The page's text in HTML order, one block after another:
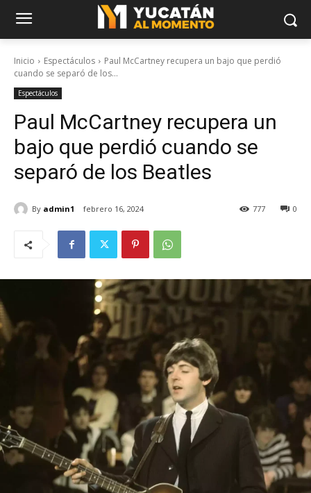
Inicio Espectáculos
Paul McCartney recupera un bajo que perdió
cuando se separó de los...
Espectáculos
Paul McCartney recupera un
bajo que perdió cuando se
separó de los Beatles
By admin1 febrero 16, 2024 0
777